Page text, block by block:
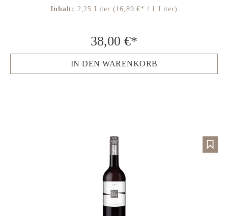
Inhalt: 2,25 Liter (16,89 €* / 1 Liter)
38,00 €*
IN DEN WARENKORB